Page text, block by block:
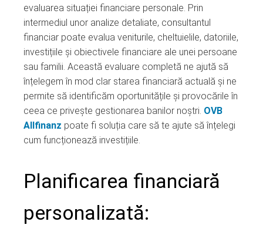
evaluarea situației financiare personale. Prin
intermediul unor analize detaliate, consultantul
financiar poate evalua veniturile, cheltuielile, datoriile,
investițiile și obiectivele financiare ale unei persoane
sau familii. Această evaluare completă ne ajută să
înțelegem în mod clar starea financiară actuală și ne
permite să identificăm oportunitățile și provocările în
ceea ce privește gestionarea banilor noștri. OVB
Allfinanz poate fi soluția care să te ajute să înțelegi
cum funcționează investițiile.
Planificarea financiară
personalizată: